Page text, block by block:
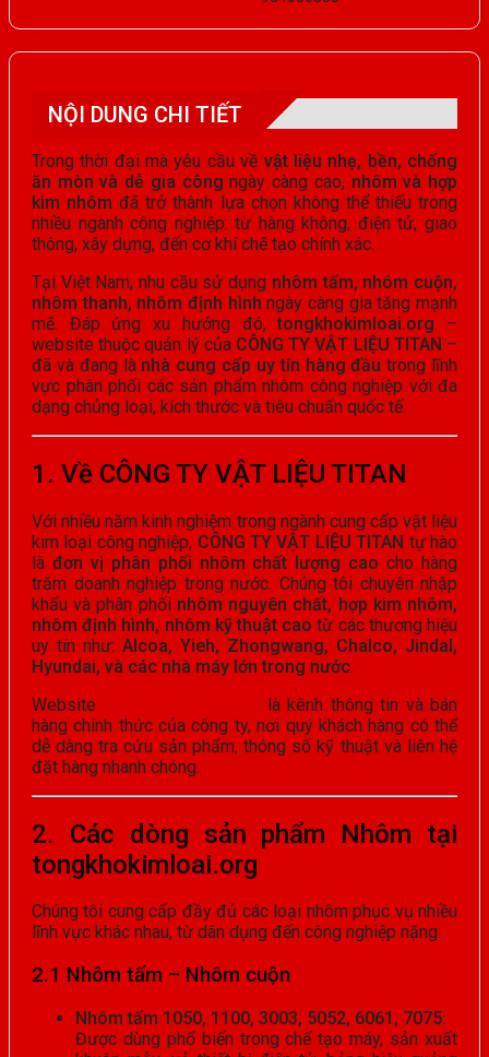
NỘI DUNG CHI TIẾT
Trong thời đại mà yêu cầu về vật liệu nhẹ, bền, chống
ăn mòn và dễ gia công ngày càng cao, nhôm và hợp
kim nhôm đã trở thành lựa chọn không thể thiếu trong
nhiều ngành công nghiệp: từ hàng không, điện tử, giao
thông, xây dựng, đến cơ khí chế tạo chính xác.
Tại Việt Nam, nhu cầu sử dụng nhôm tấm, nhôm cuộn,
nhôm thanh, nhôm định hình ngày càng gia tăng mạnh
mẽ. Đáp ứng xu hướng đó,tongkhokimloai.org –
website thuộc quản lý của CÔNG TY VẬT LIỆU TITAN –
đã và đang là nhà cung cấp uy tín hàng đầu trong lĩnh
vực phân phối các sản phẩm nhôm công nghiệp với đa
dạng chủng loại, kích thước và tiêu chuẩn quốc tế.
1. Về CÔNG TY VẬT LIỆU TITAN
Với nhiều năm kinh nghiệm trong ngành cung cấp vật liệu
kim loại công nghiệp, CÔNG TY VẬT LIỆU TITAN tự hào
là đơn vị phân phối nhôm chất lượng cao cho hàng
trăm doanh nghiệp trong nước. Chúng tôi chuyên nhập
khẩu và phân phối nhôm nguyên chất, hợp kim nhôm,
nhôm định hình, nhôm kỹ thuật cao từ các thương hiệu
uy tín như: Alcoa, Yieh, Zhongwang, Chalco, Jindal,
Hyundai, và các nhà máy lớn trong nước.
Website
là kênh thông tin và bán
hàng chính thức của công ty, nơi quý khách hàng có thể
dễ dàng tra cứu sản phẩm, thông số kỹ thuật và liên hệ
đặt hàng nhanh chóng.
2. Các dòng sản phẩm Nhôm tại
tongkhokimloai.org
Chúng tôi cung cấp đầy đủ các loại nhôm phục vụ nhiều
lĩnh vực khác nhau, từ dân dụng đến công nghiệp nặng:
2.1 Nhôm tấm – Nhôm cuộn
Nhôm tấm 1050, 1100, 3003, 5052, 6061, 7075:
Được dùng phổ biến trong chế tạo máy, sản xuất